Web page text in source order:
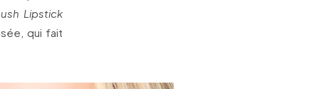
Lipstick
qui fait